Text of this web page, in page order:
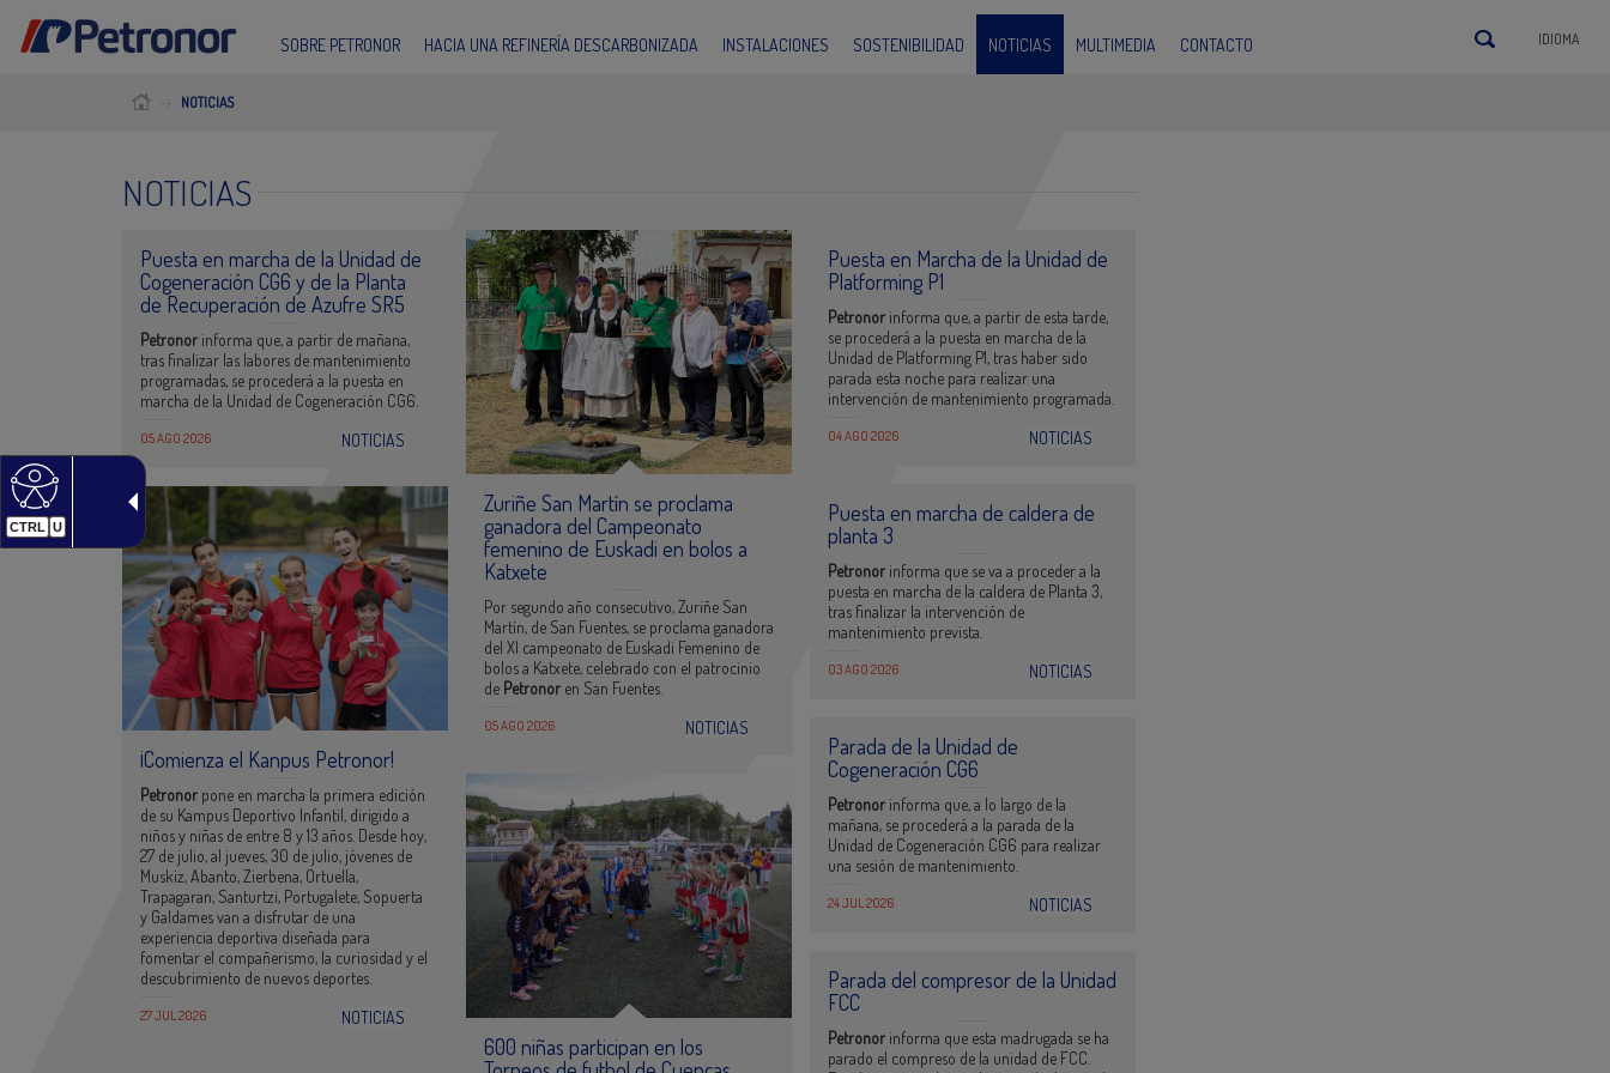
CTRL U
SOBRE PETRONOR HACIA UNA REFINERÍA DESCARBONIZADA INSTALACIONES SOSTENIBILIDAD NOTICIAS MULTIMEDIA CONTACTO IDIOMA
NOTICIAS
NOTICIAS
Puesta en marcha de la Unidad de
Cogeneración CG6 y de la Planta
de Recuperación de Azufre SR5
Petronor informa que, a partir de mañana,
tras finalizar las labores de mantenimiento
programadas, se procederá a la puesta en
marcha de la Unidad de Cogeneración CG6.
05 AGO 2026 NOTICIAS
Zuriñe San Martín se proclama
ganadora del Campeonato
femenino de Euskadi en bolos a
Katxete
Por segundo año consecutivo, Zuriñe San
Martín, de San Fuentes, se proclama ganadora
del XI campeonato de Euskadi Femenino de
bolos a Katxete, celebrado con el patrocinio
de Petronor en San Fuentes.
05 AGO 2026 NOTICIAS
Puesta en Marcha de la Unidad de
Platforming P1
Petronor informa que, a partir de esta tarde,
se procederá a la puesta en marcha de la
Unidad de Platforming P1, tras haber sido
parada esta noche para realizar una
intervención de mantenimiento programada.
04 AGO 2026 NOTICIAS
Puesta en marcha de caldera de
planta 3
Petronor informa que se va a proceder a la
puesta en marcha de la caldera de Planta 3,
tras finalizar la intervención de
mantenimiento prevista.
03 AGO 2026 NOTICIAS
¡Comienza el Kanpus Petronor!
Petronor pone en marcha la primera edición
de su Kampus Deportivo Infantil, dirigido a
niños y niñas de entre 8 y 13 años. Desde hoy,
27 de julio, al jueves, 30 de julio, jóvenes de
Muskiz, Abanto, Zierbena, Ortuella,
Trapagaran, Santurtzi, Portugalete, Sopuerta
y Galdames van a disfrutar de una
experiencia deportiva diseñada para
fomentar el compañerismo, la curiosidad y el
descubrimiento de nuevos deportes.
27 JUL 2026 NOTICIAS
Parada de la Unidad de
Cogeneración CG6
Petronor informa que, a lo largo de la
mañana, se procederá a la parada de la
Unidad de Cogeneración CG6 para realizar
una sesión de mantenimiento.
24 JUL 2026 NOTICIAS
600 niñas participan en los
Parada del compresor de la Unidad
FCC
Petronor informa que esta madrugada se ha
parado el compreso de la unidad de FCC.